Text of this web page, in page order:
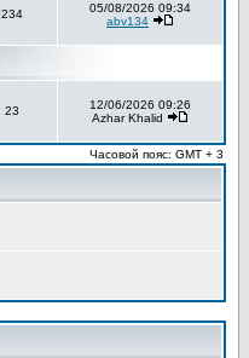
234
05/08/2026 09:34
abv134
23
12/06/2026 09:26
Azhar Khalid
Часовой пояс: GMT + 3